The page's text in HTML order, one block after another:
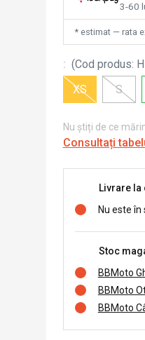
3-60
* estimat — rata
: (Cod produs:
XS
S
Nu știți de ce
Consultați
Livrare
Nu este în
Stoc
BBMoto
BBMoto
BBMoto